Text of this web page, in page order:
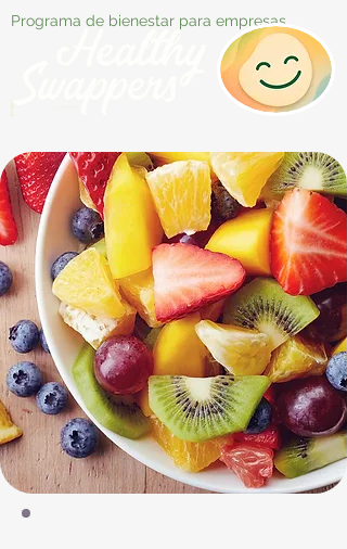
Programa de bienestar para empresas